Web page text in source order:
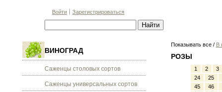
Войти Зарегистрироваться
ВИНОГРАД
Саженцы столовых сортов
Саженцы универсальных сортов
Показывать все / В
РОЗЫ
1 2
3
24
25
45
46